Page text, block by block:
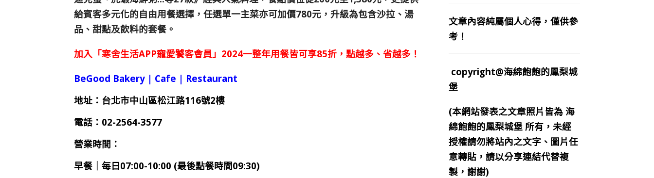
給賓客多元化的自由用餐選擇， 任選單一主菜亦可加價780元，升級為包含沙拉、湯
品、甜點及飲料的套餐。
加入「寒舍生活APP寵愛饕客會員」2024一整年用餐皆可享85折，點越多、省越多！
BeGood Bakery | Cafe | Restaurant
地址：台北市中山區松江路116號2樓
電話：02-2564-3577
營業時間：
早餐｜每日07:00-10:00 (最後點餐時間09:30)
文章內容純屬個人心得，僅供參
考！
copyright@海綿飽飽的鳳梨城
堡
(本網站發表之文章照片皆為 海
綿飽飽的鳳梨城堡 所有，未經
授權請勿將站內之文字、圖片任
意轉貼，請以分享連結代替複
製，謝謝)